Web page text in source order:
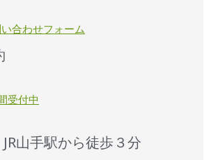
合わせフォーム
受付中
山手駅から徒歩３分